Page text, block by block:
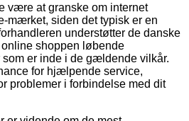
være at granske om internet
mærket, siden det typisk er en
understøtter de danske
shoppen løbende
er inde i de gældende vilkår.
for hjælpende service,
problemer i forbindelse med dit